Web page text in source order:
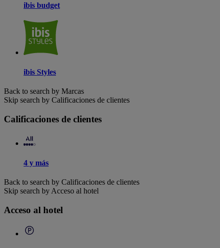
ibis budget
ibis Styles
Back to search by Marcas
Skip search by Calificaciones de clientes
Calificaciones de clientes
4 y más
Back to search by Calificaciones de clientes
Skip search by Acceso al hotel
Acceso al hotel